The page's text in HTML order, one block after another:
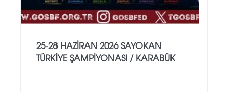
25-28 HAZİRAN 2026 SAYOKAN
TÜRKİYE ŞAMPİYONASI / KARABÜK